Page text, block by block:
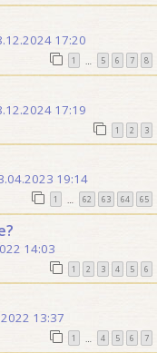
17:20
1 … 5 6 7 8
17:19
1 2 3
19:14
1 … 62 63 64 65
14:03
1 2 3 4 5 6
13:37
1 … 4 5 6 7